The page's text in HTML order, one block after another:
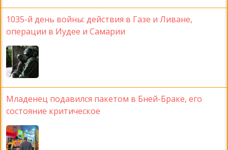
1035-й день войны: действия в Газе и Ливане,
операции в Иудее и Самарии
Младенец подавился пакетом в Бней-Браке, его
состояние критическое